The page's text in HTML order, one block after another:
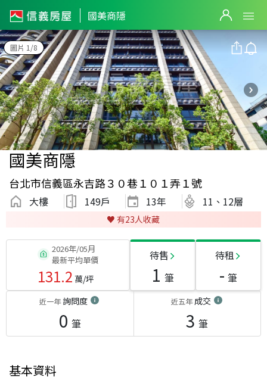
國美商隱
圖片 1/8
國美商隱
台北市信義區永吉路３０巷１０１弄１號
大樓 149戶 13年 11、12層
♥️ 有23人收藏
2026年/05月
最新平均單價
131.2 萬/坪
待售
1 筆
待租
- 筆
近一年詢問度
0 筆
近五年成交
3 筆
基本資料